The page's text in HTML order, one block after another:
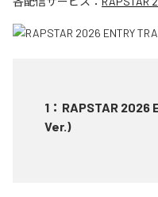
1 ： RAPSTAR 2026
Ver.)